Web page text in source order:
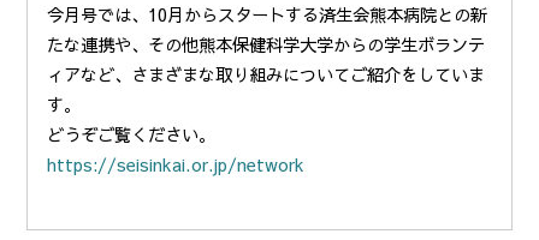
今月号では、10月からスタートする済生会熊本病院との新
たな連携や、その他熊本保健科学大学からの学生ボランテ
ィアなど、さまざまな取り組みについてご紹介をしていま
す。
どうぞご覧ください。
https://seisinkai.or.jp/network